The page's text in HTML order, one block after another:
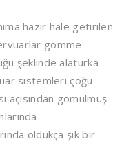
hazır hale getirilen
gömme
şeklinde alaturka
sistemleri çoğu
açısından gömülmüş
oldukça şık bir